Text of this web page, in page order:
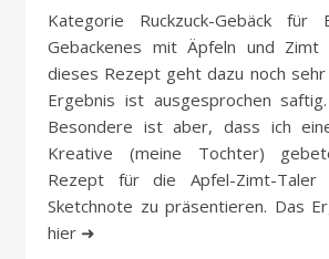
Kategorie Ruckzuck-Gebäck für
Gebackenes mit Äpfeln und
dieses Rezept geht dazu noch sehr
Ergebnis ist ausgesprochen
Besondere ist aber, dass ich
Kreative (meine Tochter)
Rezept für die Apfel-Zimt-
Sketchnote zu präsentieren. Das
hier ➜